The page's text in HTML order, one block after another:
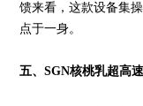
馈来看，这款设备集
点于一身。
五、SGN核桃乳超高